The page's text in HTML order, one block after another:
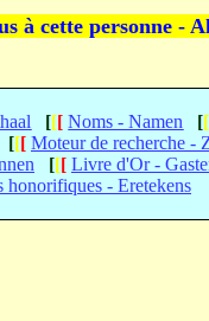
à cette personne -
[[[ Noms - Namen [[
[[[ Moteur de recherche -
[[[ Livre d'Or -
honorifiques - Eretekens